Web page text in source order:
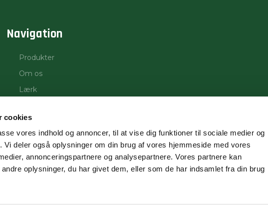
cookies
vores indhold og annoncer, til at vise dig funktioner til sociale medier og
deler også oplysninger om din brug af vores hjemmeside med vores
annonceringspartnere og analysepartnere. Vores partnere kan
oplysninger, du har givet dem, eller som de har indsamlet fra din brug
Navigation​
Produkter
Om os
Lærk
Douglas
Eg
Galleri
Kontakt